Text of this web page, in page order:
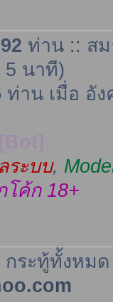
ท่าน :: ส
5 นาที)
ท่าน เมื่อ อัง
ระบบ,
โค้ก 18+
กระทู้ทั้งหม